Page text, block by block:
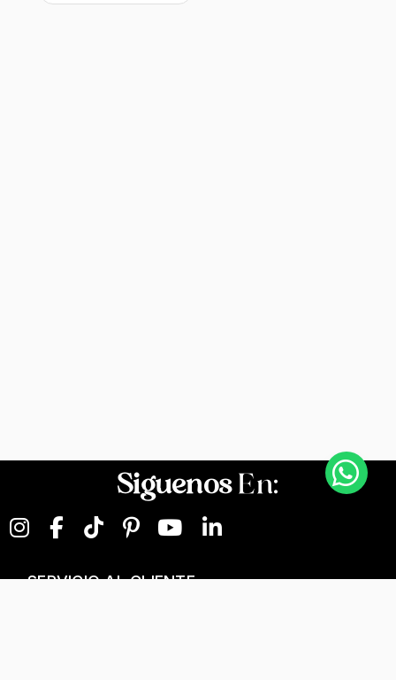
SiguenosEn:
SERVICIO AL CLIENTE